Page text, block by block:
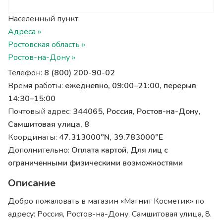
Населенный пункт:
Адреса »
Ростовская область »
Ростов-на-Дону »
Телефон: 8 (800) 200-90-02
Время работы: ежедневно, 09:00–21:00, перерыв
14:30–15:00
Почтовый адрес: 344065, Россия, Ростов-на-Дону,
Самшитовая улица, 8
Координаты: 47.313000°N, 39.783000°E
Дополнительно: Оплата картой, Для лиц с
ограниченными физическими возможностями
Описание
Добро пожаловать в магазин «Магнит Косметик» по
адресу: Россия, Ростов-на-Дону, Самшитовая улица, 8.